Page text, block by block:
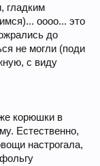
гладким
оооо... это
до
не могли (поди
с виду
корюшки в
Естественно,
настрогала,